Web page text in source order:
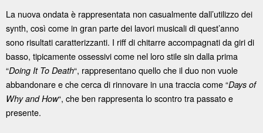
La nuova ondata è rappresentata non casualmente dall’utilizzo dei
synth, così come in gran parte dei lavori musicali di quest’anno
sono risultati caratterizzanti. I riff di chitarre accompagnati da giri di
basso, tipicamente ossessivi come nel loro stile sin dalla prima
“Doing It To Death“, rappresentano quello che il duo non vuole
abbandonare e che cerca di rinnovare in una traccia come “Days of
Why and How“, che ben rappresenta lo scontro tra passato e
presente.